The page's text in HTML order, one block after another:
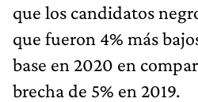
que los candidatos
que fueron 4% más
base en 2020 en
brecha de 5% en 2019.